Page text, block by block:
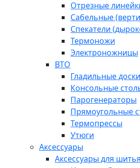
Отрезные
Сабельные
Спекатели
Термоножи
Электроножницы
ВТО
Гладильные доски
Консольные
Парогенераторы
Прямоугольные
Термопрессы
Утюги
Аксессуары
Аксессуары для шитья